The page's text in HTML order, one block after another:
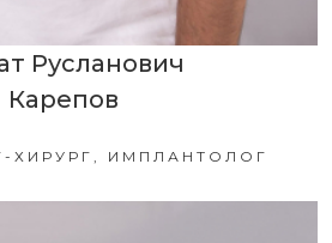
Русланович
Карепов
ХИРУРГ, ИМПЛАНТОЛОГ